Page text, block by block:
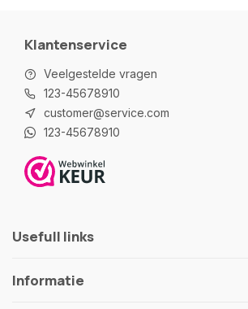
Klantenservice
Veelgestelde vragen
123-45678910
customer@service.com
123-45678910
Usefull links
Informatie